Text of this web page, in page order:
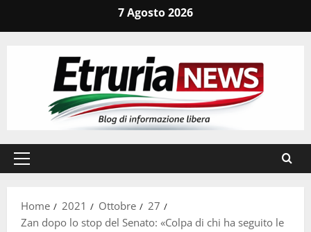
7 Agosto 2026
Menu
Home
2021 Ottobre
27
Zan dopo lo stop del Senato: «Colpa di chi ha seguito le